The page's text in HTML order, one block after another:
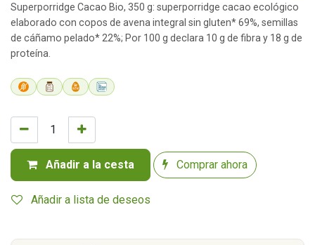
Añadir a la cesta Comprar ahora
Añadir a lista de deseos
Superporridge Cacao Bio, 350 g: superporridge cacao ecológico
elaborado con copos de avena integral sin gluten* 69%, semillas
de cáñamo pelado* 22%; Por 100 g declara 10 g de fibra y 18 g de
proteína.